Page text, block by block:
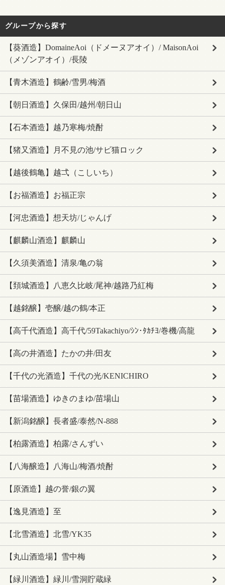
グループから探す
【葵酒造】DomaineAoi（ドメーヌアオイ）/ MaisonAoi
（メゾンアオイ）/長陵
【青木酒造】鶴齢/雪男/梅酒
【朝日酒造】久保田/越州/朝日山
【石本酒造】越乃寒梅/焼酎
【猪又酒造】月不見の池/サビ猫ロック
【越後鶴亀】越弌（こしいち）
【お福酒造】お福正宗
【河忠酒造】想天坊/じゃんげ
【麒麟山酒造】麒麟山
【久須美酒造】清泉/亀の翁
【頚城酒造】八恵久比岐/尾神/越路乃紅梅
【越銘醸】壱醸/越の鶴/本正
【高千代酒造】高千代/59Takachiyo/ｼﾝ･ﾀｶﾁﾖ/巻機/高龍
【高の井酒造】たかの井/田友
【千代の光酒造】千代の光/KENICHIRO
【苗場酒造】ゆきのまゆ/苗場山
【新潟銘醸】長者盛/泰然/N-888
【柏露酒造】柏露/さんずい
【八海醸造】八海山/梅酒/焼酎
【原酒造】越の誉/銀の翼
【逸見酒造】至
【北雪酒造】北雪/YK35
【丸山酒造場】雪中梅
【緑川酒造】緑川/雪洞貯蔵緑